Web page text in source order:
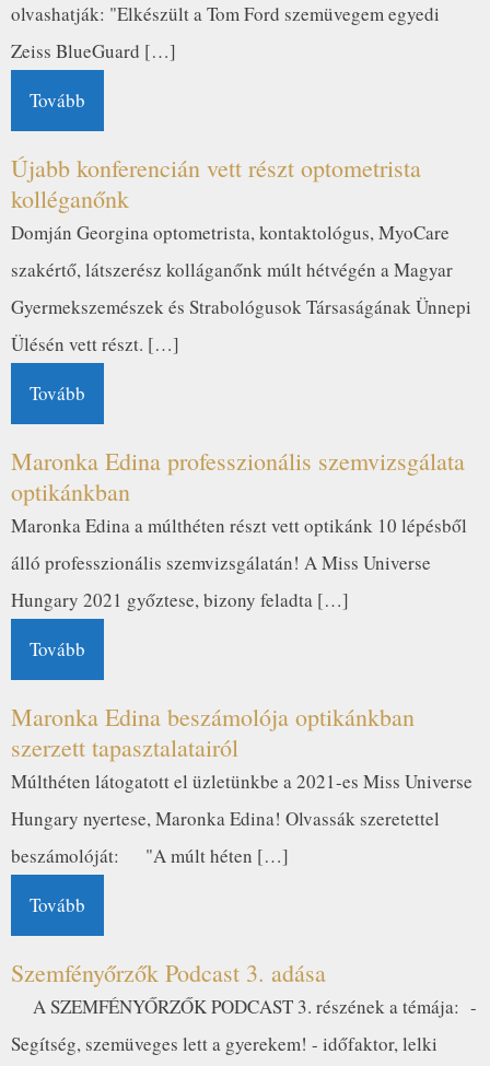
olvashatják: "Elkészült a Tom Ford szemüvegem egyedi
Zeiss BlueGuard […]
Tovább
Újabb konferencián vett részt optometrista
kolléganőnk
Domján Georgina optometrista, kontaktológus, MyoCare
szakértő, látszerész kolláganőnk múlt hétvégén a Magyar
Gyermekszemészek és Strabológusok Társaságának Ünnepi
Ülésén vett részt. […]
Tovább
Maronka Edina professzionális szemvizsgálata
optikánkban
Maronka Edina a múlthéten részt vett optikánk 10 lépésből
álló professzionális szemvizsgálatán! A Miss Universe
Hungary 2021 győztese, bizony feladta […]
Tovább
Maronka Edina beszámolója optikánkban
szerzett tapasztalatairól
Múlthéten látogatott el üzletünkbe a 2021-es Miss Universe
Hungary nyertese, Maronka Edina! Olvassák szeretettel
beszámolóját: "A múlt héten […]
Tovább
Szemfényőrzők Podcast 3. adása
A SZEMFÉNYŐRZŐK PODCAST 3. részének a témája: -
Segítség, szemüveges lett a gyerekem! - időfaktor, lelki